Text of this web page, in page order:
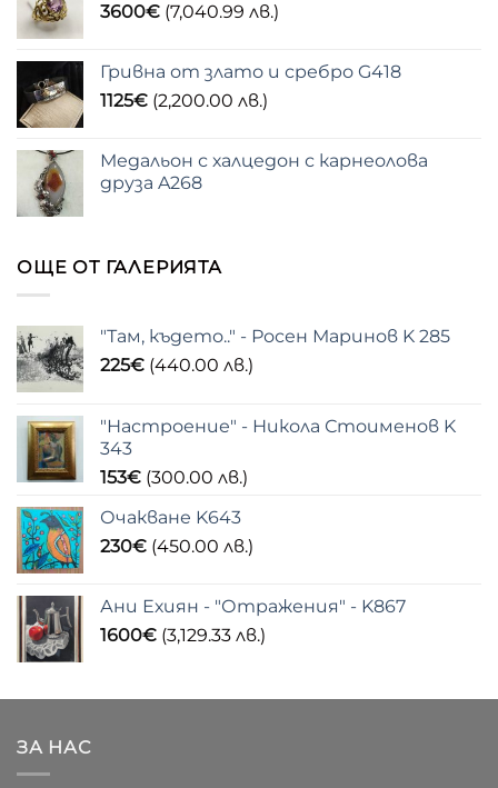
3600€ (7,040.99 лв.)
Гривна от злато и сребро G418
1125€ (2,200.00 лв.)
Медальон с халцедон с карнеолова
друза A268
ОЩЕ ОТ ГАЛЕРИЯТА
"Там, където.." - Росен Маринов K 285
225€ (440.00 лв.)
"Настроение" - Никола Стоименов K
343
153€ (300.00 лв.)
Очакване K643
230€ (450.00 лв.)
Ани Ехиян - "Отражения" - K867
1600€ (3,129.33 лв.)
ЗА НАС